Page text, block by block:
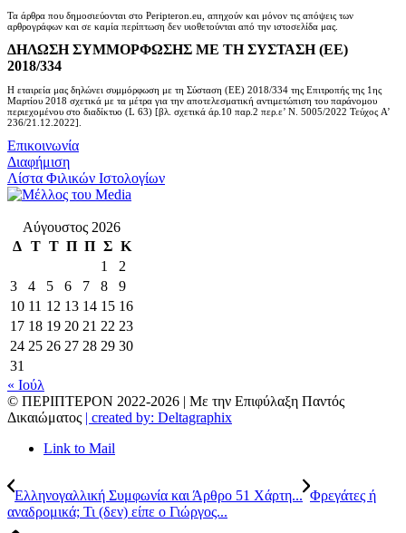
Τα άρθρα που δημοσιεύονται στο Peripteron.eu, απηχούν και μόνον τις απόψεις των
αρθρογράφων και σε καμία περίπτωση δεν υιοθετούνται από την ιστοσελίδα μας.
ΔΗΛΩΣΗ ΣΥΜΜΟΡΦΩΣΗΣ ΜΕ ΤΗ ΣΥΣΤΑΣΗ (ΕΕ)
2018/334
Η εταιρεία μας δηλώνει συμμόρφωση με τη Σύσταση (ΕΕ) 2018/334 της Επιτροπής της 1ης
Μαρτίου 2018 σχετικά με τα μέτρα για την αποτελεσματική αντιμετώπιση του παράνομου
περιεχομένου στο διαδίκτυο (L 63) [βλ. σχετικά άρ.10 παρ.2 περ.ε’ Ν. 5005/2022 Τεύχος A’
236/21.12.2022].
Επικοινωνία
Διαφήμιση
Λίστα Φιλικών Ιστολογίων
Αύγουστος 2026
Δ Τ Τ Π Π Σ Κ
1
2
3
4 5 6 7 8
9
10 11 12 13 14 15 16
17 18 19 20 21 22 23
24 25 26 27 28 29 30
31
« Ιούλ
© ΠΕΡΙΠΤΕΡΟΝ 2022-2026 | Με την Επιφύλαξη Παντός
Δικαιώματος | created by: Deltagraphix
Link to Mail
Ελληνογαλλική Συμφωνία και Άρθρο 51 Χάρτη... Φρεγάτες ή
αναδρομικά; Τι (δεν) είπε ο Γιώργος...